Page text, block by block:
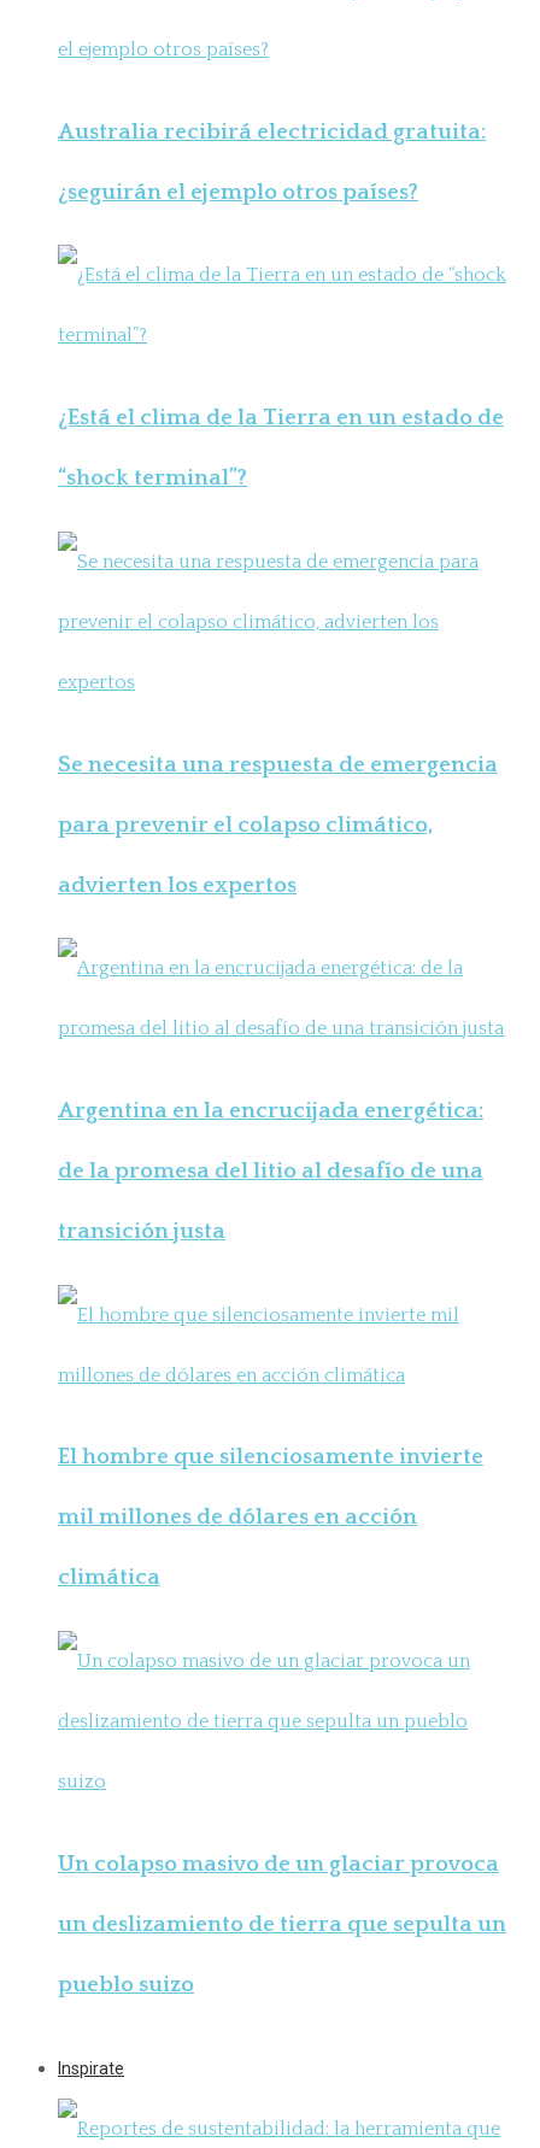
Australia recibirá electricidad gratuita:
¿seguirán el ejemplo otros países?
¿Está el clima de la Tierra en un estado de
“shock terminal”?
Se necesita una respuesta de emergencia
para prevenir el colapso climático,
advierten los expertos
Argentina en la encrucijada energética:
de la promesa del litio al desafío de una
transición justa
El hombre que silenciosamente invierte
mil millones de dólares en acción
climática
Un colapso masivo de un glaciar provoca
un deslizamiento de tierra que sepulta un
pueblo suizo
Inspirate